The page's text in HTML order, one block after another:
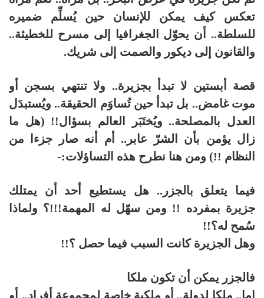
تعكس كيف يمكن للإنسان حين يُسلِّم ضميره
للسلطة.. أن يحوّل الجغرافيا إلى مسرح للخطيئة..
والقانون إلى ديكور والصمت إلى شريك.
قصة أبستين لا تبدأ بجزيرة.. ولا تنتهي بسجن أو
موت غامض.. بل تبدأ حين تُساوَم الحقيقة.. ويُستبدَل
العدل بالمصلحة.. ويُختَبَر العالم بسؤال!! (هل ما
زال يؤمن بأن الشرّ عابر.. أم أنه صار جزءا من
النظام !!) ومن هنا نطرح هذه التساؤلات:-
فيما يتعلق بالجزر.. هل يستطيع أحد أن يمتلك
جزيرة بمفرده !! ومن سهّل له المهمة!!!؟ ولماذا
سُمح له؟!!
وهل الجزيرة كانت السبب فيما حصل ؟!!
فالجزر يمكن أن تكون ملكا
إما.. ملكا لدولة.. أو ملكية خاصة لمجموعة أفراد.. أو